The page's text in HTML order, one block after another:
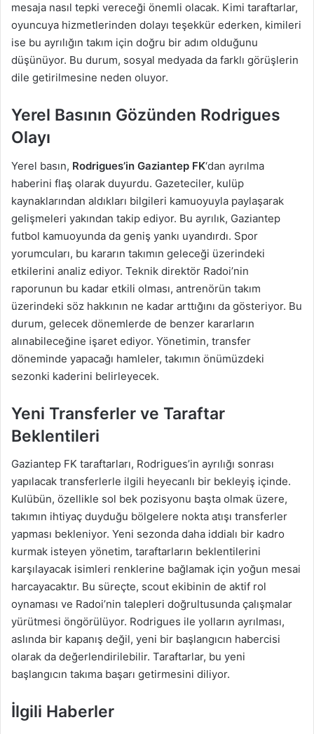
mesaja nasıl tepki vereceği önemli olacak. Kimi taraftarlar,
oyuncuya hizmetlerinden dolayı teşekkür ederken, kimileri
ise bu ayrılığın takım için doğru bir adım olduğunu
düşünüyor. Bu durum, sosyal medyada da farklı görüşlerin
dile getirilmesine neden oluyor.
Yerel Basının Gözünden Rodrigues
Olayı
Yerel basın, Rodrigues’in Gaziantep FK‘dan ayrılma
haberini flaş olarak duyurdu. Gazeteciler, kulüp
kaynaklarından aldıkları bilgileri kamuoyuyla paylaşarak
gelişmeleri yakından takip ediyor. Bu ayrılık, Gaziantep
futbol kamuoyunda da geniş yankı uyandırdı. Spor
yorumcuları, bu kararın takımın geleceği üzerindeki
etkilerini analiz ediyor. Teknik direktör Radoi’nin
raporunun bu kadar etkili olması, antrenörün takım
üzerindeki söz hakkının ne kadar arttığını da gösteriyor. Bu
durum, gelecek dönemlerde de benzer kararların
alınabileceğine işaret ediyor. Yönetimin, transfer
döneminde yapacağı hamleler, takımın önümüzdeki
sezonki kaderini belirleyecek.
Yeni Transferler ve Taraftar
Beklentileri
Gaziantep FK taraftarları, Rodrigues’in ayrılığı sonrası
yapılacak transferlerle ilgili heyecanlı bir bekleyiş içinde.
Kulübün, özellikle sol bek pozisyonu başta olmak üzere,
takımın ihtiyaç duyduğu bölgelere nokta atışı transferler
yapması bekleniyor. Yeni sezonda daha iddialı bir kadro
kurmak isteyen yönetim, taraftarların beklentilerini
karşılayacak isimleri renklerine bağlamak için yoğun mesai
harcayacaktır. Bu süreçte, scout ekibinin de aktif rol
oynaması ve Radoi’nin talepleri doğrultusunda çalışmalar
yürütmesi öngörülüyor. Rodrigues ile yolların ayrılması,
aslında bir kapanış değil, yeni bir başlangıcın habercisi
olarak da değerlendirilebilir. Taraftarlar, bu yeni
başlangıcın takıma başarı getirmesini diliyor.
İlgili Haberler